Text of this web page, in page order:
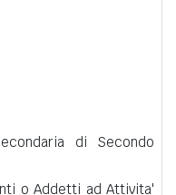
di Secondo
o Addetti ad Attivita'